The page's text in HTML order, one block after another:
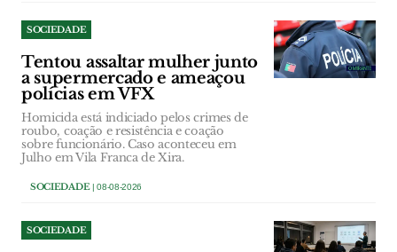
SOCIEDADE
Tentou assaltar mulher junto
a supermercado e ameaçou
polícias em VFX
Homicida está indiciado pelos crimes de
roubo, coação e resistência e coação
sobre funcionário. Caso aconteceu em
Julho em Vila Franca de Xira.
SOCIEDADE| 08-08-2026
SOCIEDADE